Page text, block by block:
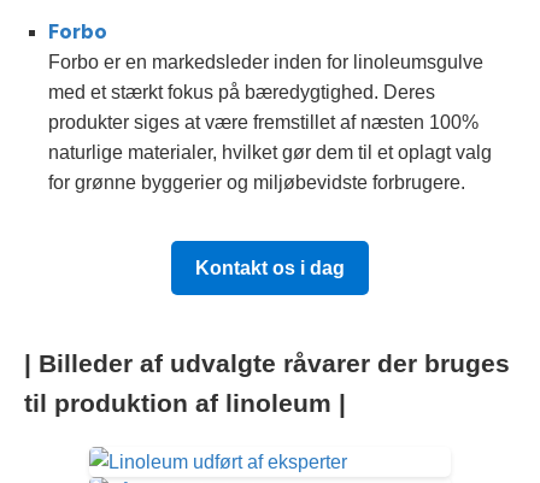
Forbo
Forbo er en markedsleder inden for linoleumsgulve
med et stærkt fokus på bæredygtighed. Deres
produkter siges at være fremstillet af næsten 100%
naturlige materialer, hvilket gør dem til et oplagt valg
for grønne byggerier og miljøbevidste forbrugere.
Kontakt os i dag
| Billeder af udvalgte råvarer der bruges
til produktion af linoleum |